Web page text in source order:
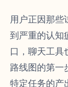
用户正因那些
到严重的认知
口，聊天工具
路线图的第一
特定任务的产